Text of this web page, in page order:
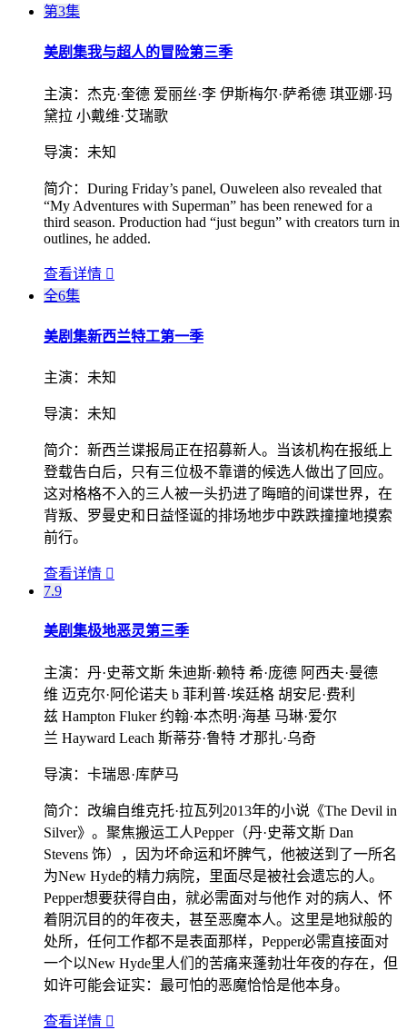
第3集
美剧集我与超人的冒险第三季
主演： 杰克·奎德 爱丽丝·李 伊斯梅尔·萨希德 琪亚娜·玛
黛拉 小戴维·艾瑞歌
导演： 未知
简介： During Friday’s panel, Ouweleen also revealed that
“My Adventures with Superman” has been renewed for a
third season. Production had “just begun” with creators turn in
outlines, he added.
查看详情 
全6集
美剧集新西兰特工第一季
主演： 未知
导演： 未知
简介： 新西兰谍报局正在招募新人。当该机构在报纸上
登载告白后，只有三位极不靠谱的候选人做出了回应。
这对格格不入的三人被一头扔进了晦暗的间谍世界，在
背叛、罗曼史和日益怪诞的排场地步中跌跌撞撞地摸索
前行。
查看详情 
7.9
美剧集极地恶灵第三季
主演： 丹·史蒂文斯 朱迪斯·赖特 希·庞德 阿西夫·曼德
维 迈克尔·阿伦诺夫 b 菲利普·埃廷格 胡安尼·费利
兹 Hampton Fluker 约翰·本杰明·海基 马琳·爱尔
兰 Hayward Leach 斯蒂芬·鲁特 才那扎·乌奇
导演： 卡瑞恩·库萨马
简介： 改编自维克托·拉瓦列2013年的小说《The Devil in
Silver》。聚焦搬运工人Pepper（丹·史蒂文斯 Dan
Stevens 饰），因为坏命运和坏脾气，他被送到了一所名
为New Hyde的精力病院，里面尽是被社会遗忘的人。
Pepper想要获得自由，就必需面对与他作 对的病人、怀
着阴沉目的的年夜夫，甚至恶魔本人。这里是地狱般的
处所，任何工作都不是表面那样，Pepper必需直接面对
一个以New Hyde里人们的苦痛来蓬勃壮年夜的存在，但
如许可能会证实：最可怕的恶魔恰恰是他本身。
查看详情 